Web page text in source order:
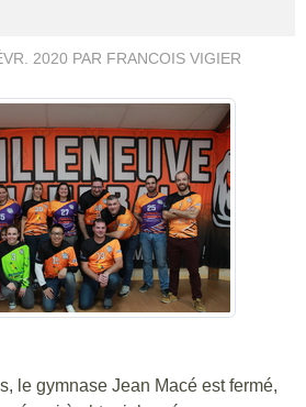
2020 PAR FRANCOIS VIGIER
le gymnase Jean Macé est fermé,